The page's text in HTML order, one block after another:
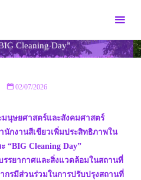
Cleaning Day”
งานสีเขียวเพิ่มประสิทธิภาพในการปฏิบัติ
02/07/2026
นุษยศาสตร์และสังคมศาสตร์
กงานสีเขียวเพิ่มประสิทธิภาพใน
“BIG Cleaning Day”
รรยากาศและสิ่งแวดล้อมในสถานที่
กรมีส่วนร่วมในการปรับปรุงสถานที่